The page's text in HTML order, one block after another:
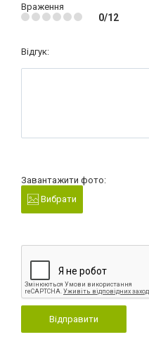
Враження
0/12
Відгук:
Завантажити фото:
Вибрати
Відправити